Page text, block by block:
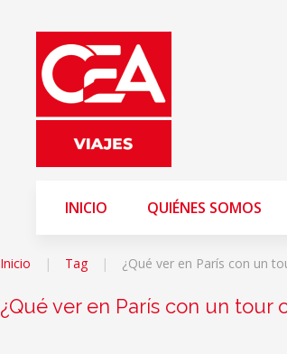
INICIO QUIÉNES SOMOS
Inicio Tag ¿Qué ver en París con un
¿Qué ver en París con un tour